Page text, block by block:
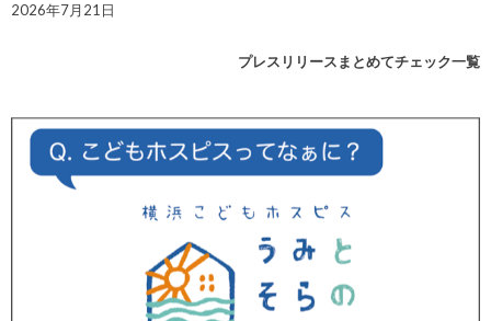
2026年7月21日
プレスリリースまとめてチェック一覧